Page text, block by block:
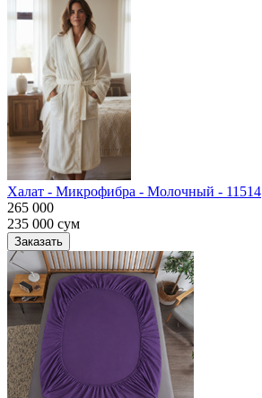
Халат - Микрофибра - Молочный - 11514
265 000
235 000 сум
Заказать